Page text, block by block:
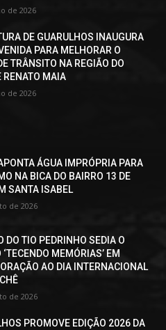
de 2026
DE GUARULHOS INAUGURA
PARA MELHORAR O
TRÂNSITO NA REGIÃO DO
RENATO MAIA
de 2026
ÁGUA IMPRÓPRIA PARA
NA BICA DO BAIRRO 13 DE
SANTA ISABEL
de 2026
DO TIO PEDRINHO SEDIA O
‘TECENDO MEMÓRIAS’ EM
AO DIA INTERNACIONAL
de 2026
PROMOVE EDIÇÃO 2026 DA